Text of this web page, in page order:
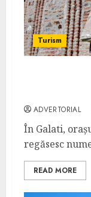
Turism
ADVERTORIAL
În Galati,
regăsesc
READ MORE